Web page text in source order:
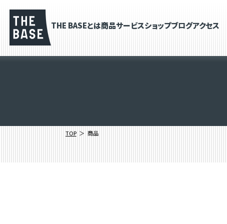
THE BASEとは商品サービスショップブログアクセス
TOP 商品